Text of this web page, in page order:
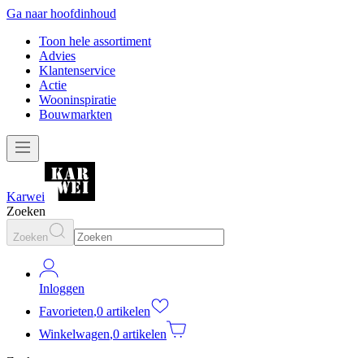
Ga naar hoofdinhoud
Toon hele assortiment
Advies
Klantenservice
Actie
Wooninspiratie
Bouwmarkten
Karwei
Zoeken
Zoeken
Inloggen
Favorieten,0 artikelen
Winkelwagen,0 artikelen